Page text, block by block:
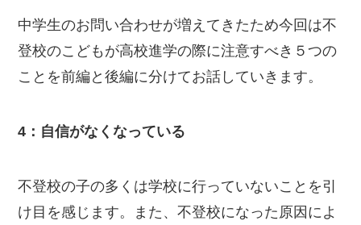
中学生のお問い合わせが増えてきたため今回は不
登校のこどもが高校進学の際に注意すべき５つの
ことを前編と後編に分けてお話していきます。
4：自信がなくなっている
不登校の子の多くは学校に行っていないことを引
け目を感じます。また、不登校になった原因によ